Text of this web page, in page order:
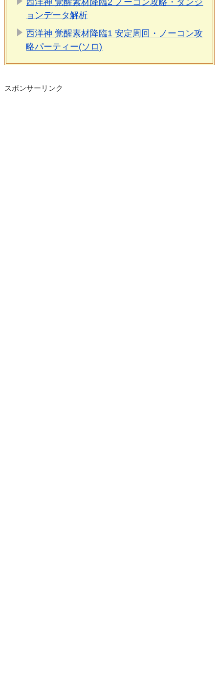
西洋神 覚醒素材降臨2 ノーコン攻略・ダンジ
ョンデータ解析
西洋神 覚醒素材降臨1 安定周回・ノーコン攻
略パーティー(ソロ)
スポンサーリンク